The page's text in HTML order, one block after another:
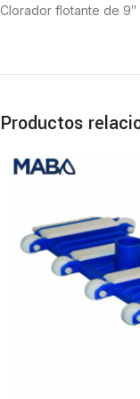
Clorador flotante de
Productos